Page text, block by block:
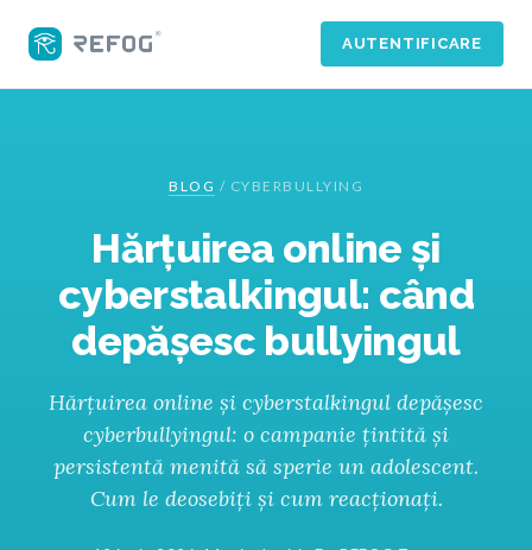
AUTENTIFICARE
BLOG / CYBERBULLYING
Hărțuirea online și
cyberstalkingul: când
depășesc bullyingul
Hărțuirea online și cyberstalkingul depășesc
cyberbullyingul: o campanie țintită și
persistentă menită să sperie un adolescent.
Cum le deosebiți și cum reacționați.